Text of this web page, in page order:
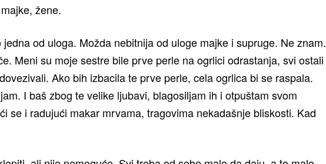
žene.
jedna od uloga. Možda nebitnija od uloge majke i supruge. Ne znam.
Meni su moje sestre bile prve perle na ogrlici odrastanja, svi ostali
Ako bih izbacila te prve perle, cela ogrlica bi se raspala.
I baš zbog te velike ljubavi, blagosiljam ih i otpuštam svom
se i radujući makar mrvama, tragovima nekadašnje bliskosti. Kad